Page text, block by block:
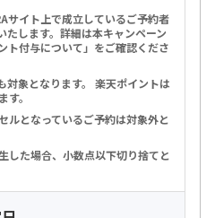
サイト上で成立しているご予約者
します。詳細は本キャンペーン
ト付与について」をご確認くださ
対象となります。 楽天ポイントは
。
ルとなっているご予約は対象外と
した場合、小数点以下切り捨てと